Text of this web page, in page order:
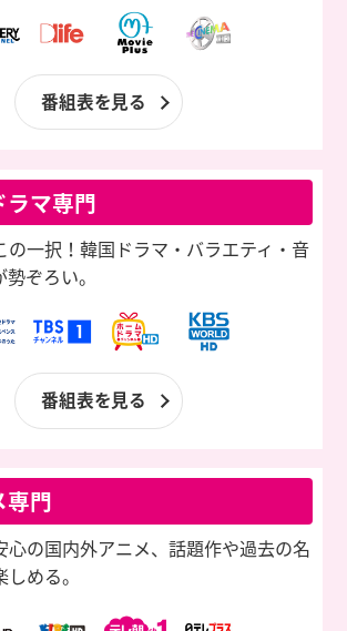
番組表を見る
ラマ専門
一択！韓国ドラマ・ バラエティ・音
ぞろい。
番組表を見る
専門
心の国内外アニメ、話題作や過去の名
める。